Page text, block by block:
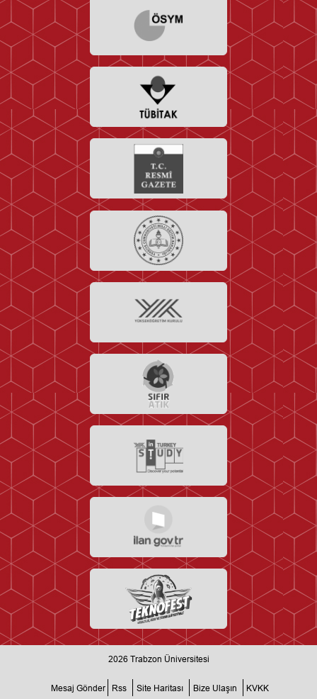
2026 Trabzon Üniversitesi
Mesaj Gönder Rss Site Haritası Bize Ulaşın KVKK